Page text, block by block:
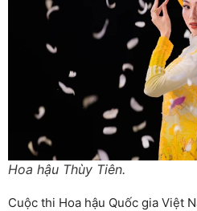
Hoa hậu Thùy Tiên.
Cuộc thi Hoa hậu Quốc gia Việt